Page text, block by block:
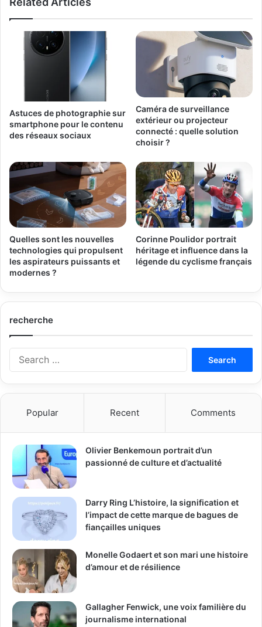
Astuces de photographie sur
smartphone pour le contenu
des réseaux sociaux
Caméra de surveillance
extérieur ou projecteur
connecté : quelle solution
choisir ?
Quelles sont les nouvelles
technologies qui propulsent
les aspirateurs puissants et
modernes ?
Corinne Poulidor portrait
héritage et influence dans la
légende du cyclisme français
recherche
Popular Recent Comments
Olivier Benkemoun portrait d’un
passionné de culture et d’actualité
Darry Ring L’histoire, la signification et
l’impact de cette marque de bagues de
fiançailles uniques
Monelle Godaert et son mari une histoire
d’amour et de résilience
Gallagher Fenwick, une voix familière du
journalisme international